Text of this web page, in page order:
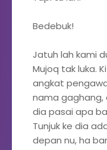
Bedebuk!
Jatuh lah kami
Mujoq tak luka.
angkat
nama gaghang,
dia pasai apa
Tunjuk ke dia
depan nu, ha